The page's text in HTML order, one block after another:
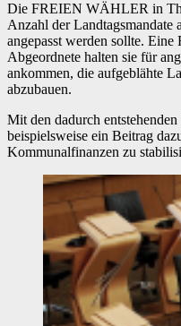
Die FREIEN WÄHLER in
Anzahl der
angepasst werden sollte.
Abgeordnete halten sie für
ankommen, die aufgeblähte
abzubauen.
Mit den dadurch
beispielsweise ein Beitrag
Kommunalfinanzen zu